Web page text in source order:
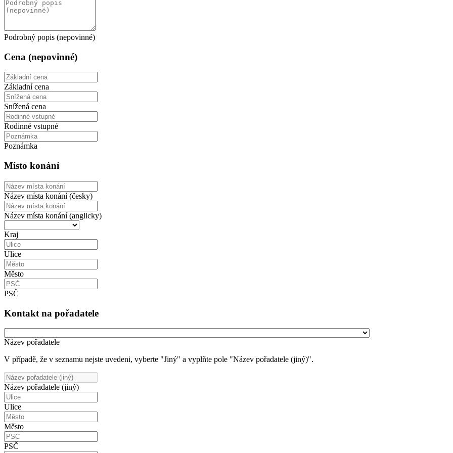
Podrobný popis (nepovinné)
Cena (nepovinné)
Základní cena
Snížená cena
Rodinné vstupné
Poznámka
Místo konání
Název místa konání (česky)
Název místa konání (anglicky)
Kraj
Ulice
Město
PSČ
Kontakt na pořadatele
Název pořadatele
V případě, že v seznamu nejste uvedeni, vyberte "Jiný" a vyplňte pole "Název pořadatele (jiný)".
Název pořadatele (jiný)
Ulice
Město
PSČ